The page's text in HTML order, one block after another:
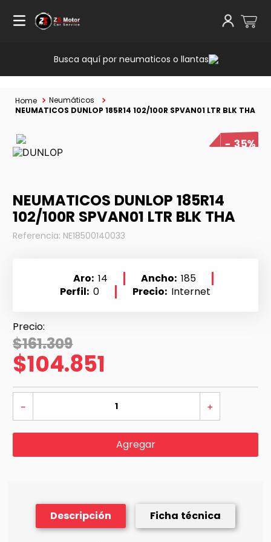
Busca aquí por neumaticos o llantas
Neumáticos
NEUMATICOS DUNLOP 185R14 102/100R SPVAN01 LTR BLK THA
35%
NEUMATICOS DUNLOP 185R14
102/100R SPVAN01 LTR BLK THA
Referencia: NE18500140033
Aro 14 Ancho 185
Perfil 0 Precio Internet
$161.309
$104.851
＋
－
Agregar
Descripción Ficha técnica